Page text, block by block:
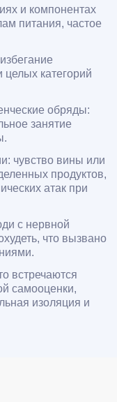
и компонентах
питания, частое
категорий
обряды:
занятие
чувство вины или
продуктов,
атак при
с нервной
что вызвано
встречаются
самооценки,
изоляция и